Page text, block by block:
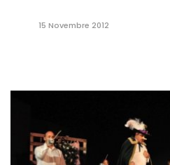
15 Novembre 2012